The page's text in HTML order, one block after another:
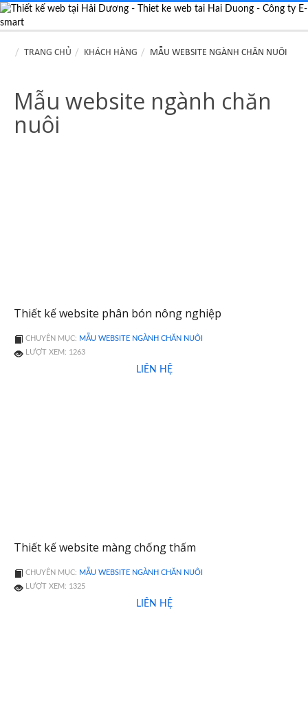
TRANG CHỦ KHÁCH HÀNG MẪU WEBSITE NGÀNH CHĂN NUÔI
Mẫu website ngành chăn
nuôi
Thiết kế website phân bón nông nghiệp
CHUYÊN MỤC: MẪU WEBSITE NGÀNH CHĂN NUÔI
LƯỢT XEM: 1263
LIÊN HỆ
Thiết kế website màng chống thấm
CHUYÊN MỤC: MẪU WEBSITE NGÀNH CHĂN NUÔI
LƯỢT XEM: 1325
LIÊN HỆ